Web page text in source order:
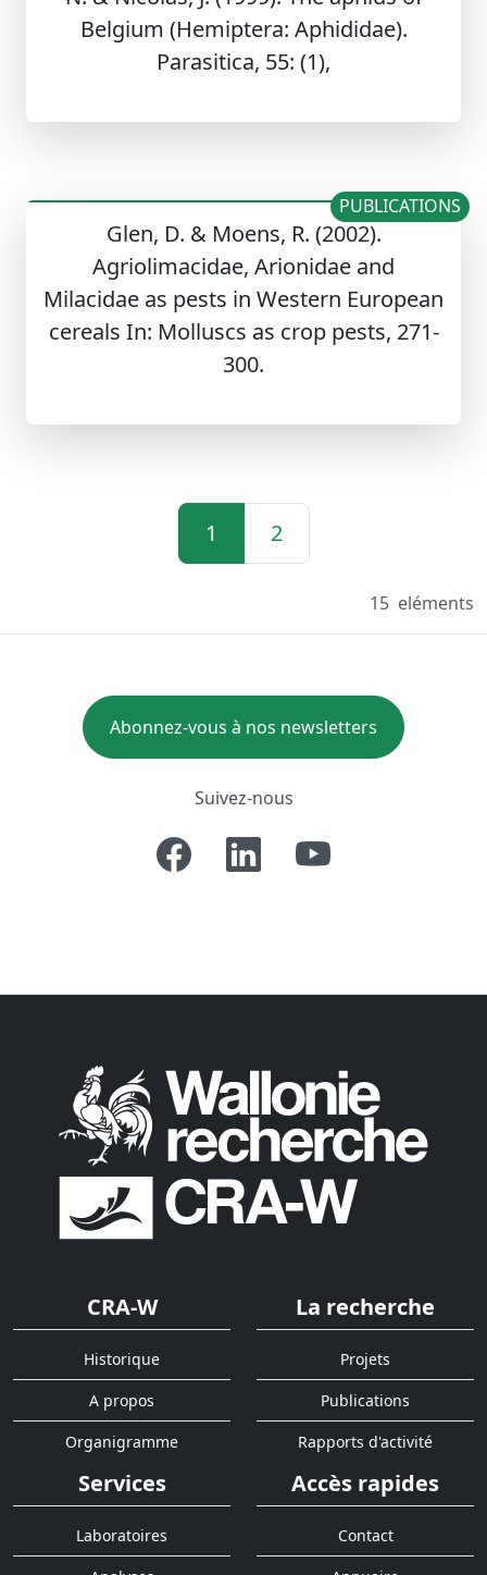
Belgium (Hemiptera: Aphididae).
Parasitica, 55: (1),
Glen, D. & Moens, R. (2002).
Agriolimacidae, Arionidae and
Milacidae as pests in Western European
cereals In: Molluscs as crop pests, 271-
300.
PUBLICATIONS
1 2
15 eléments
Abonnez-vous à nos newsletters
Suivez-nous
CRA-W
Historique
A propos
Organigramme
La recherche
Projets
Publications
Rapports d'activité
Services
Laboratoires
Accès rapides
Contact